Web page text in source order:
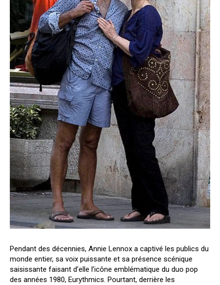
Pendant des décennies, Annie Lennox a captivé les publics du
monde entier, sa voix puissante et sa présence scénique
saisissante faisant d’elle l’icône emblématique du duo pop
des années 1980, Eurythmics. Pourtant, derrière les